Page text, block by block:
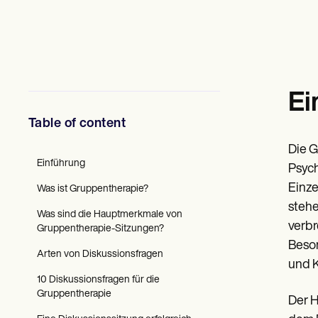
Resources
Vergleich
Vorlagen
Procedure Codes
Superbill-Vorlage
SOAP-Notizvorlage
Vorlage für einen Behandlungsplan
Informed Consent Form
Social Work Treatment Plans
Table of content
Einführung
Was ist Gruppentherapie?
Was sind die Hauptmerkmale von
Gruppentherapie-Sitzungen?
Arten von Diskussionsfragen
10 Diskussionsfragen für die
Gruppentherapie
Die
und
Der